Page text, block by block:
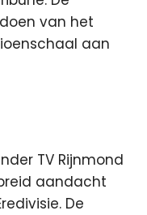
van het
aan
TV Rijnmond
aandacht
De